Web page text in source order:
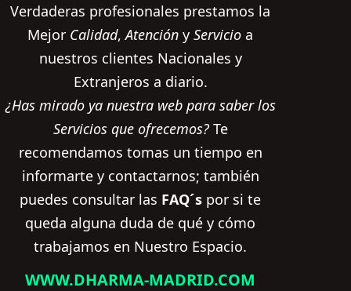
Verdaderas profesionales prestamos la
Mejor Calidad,Atención yServicio a
nuestros clientes Nacionales y
Extranjeros a diario.
¿Has mirado ya nuestra web para saber los
Servicios que ofrecemos?Te
recomendamos tomas un tiempo en
informarte y contactarnos; también
puedes consultar las FAQ´s por si te
queda alguna duda de qué y cómo
trabajamos en Nuestro Espacio.
WWW.DHARMA-MADRID.COM